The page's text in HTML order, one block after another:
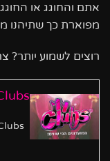
אתם והחוגג או
מפוארת כך שתיהנו
רוצים לשמוע יותר?